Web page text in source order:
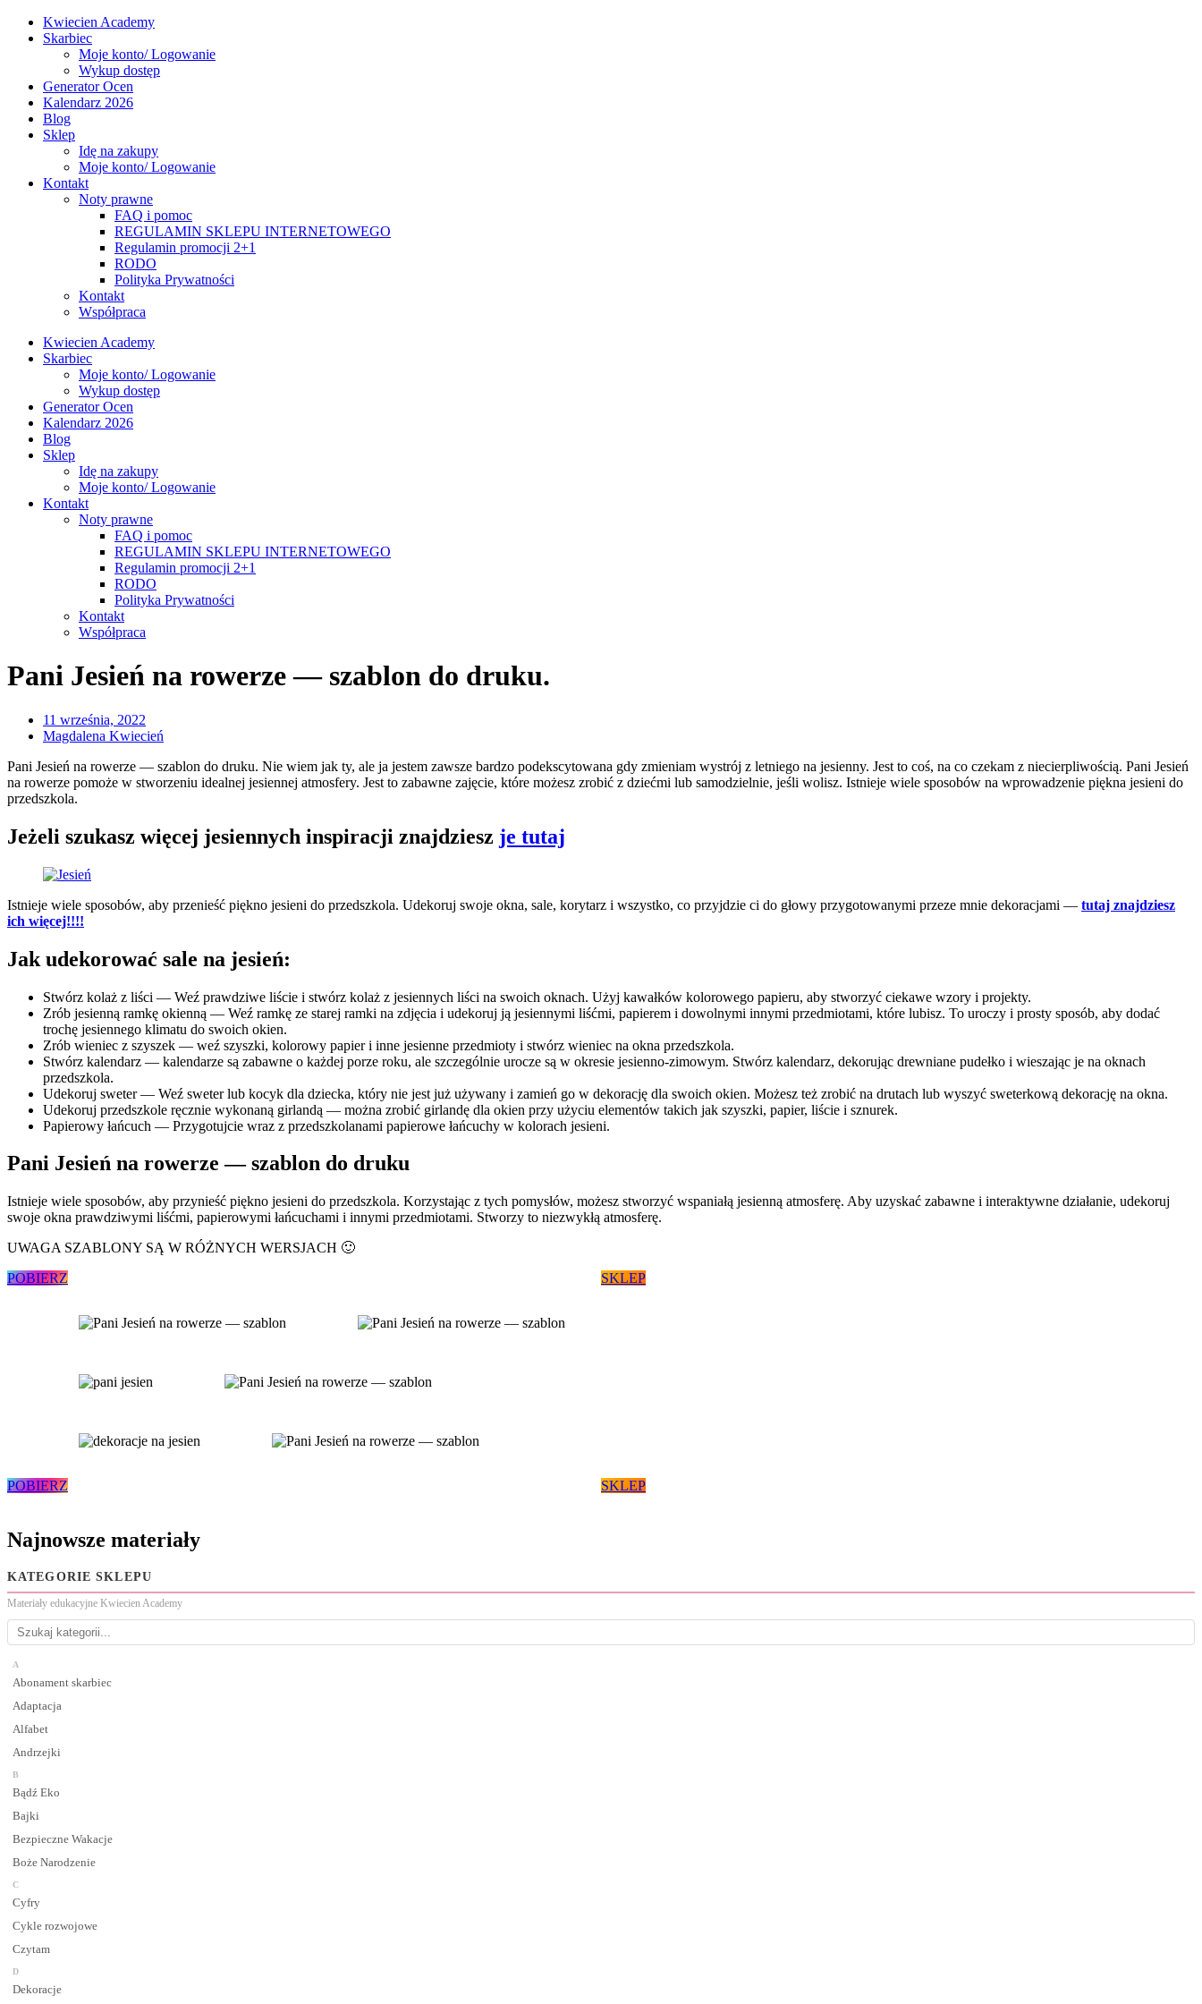
Kwiecien Academy
Skarbiec
Moje konto/ Logowanie
Wykup dostęp
Generator Ocen
Kalendarz 2026
Blog
Sklep
Idę na zakupy
Moje konto/ Logowanie
Kontakt
Noty prawne
FAQ i pomoc
REGULAMIN SKLEPU INTERNETOWEGO
Regulamin promocji 2+1
RODO
Polityka Prywatności
Kontakt
Współpraca
Kwiecien Academy
Skarbiec
Moje konto/ Logowanie
Wykup dostęp
Generator Ocen
Kalendarz 2026
Blog
Sklep
Idę na zakupy
Moje konto/ Logowanie
Kontakt
Noty prawne
FAQ i pomoc
REGULAMIN SKLEPU INTERNETOWEGO
Regulamin promocji 2+1
RODO
Polityka Prywatności
Kontakt
Współpraca
Pani Jesień na rowerze — szablon do druku.
11 września, 2022
Magdalena Kwiecień
Pani Jesień na rowerze — szablon do druku. Nie wiem jak ty, ale ja jestem zawsze bardzo podekscytowana gdy zmieniam wystrój z letniego na jesienny. Jest to coś, na co czekam z niecierpliwością. Pani Jesień
na rowerze pomoże w stworzeniu idealnej jesiennej atmosfery. Jest to zabawne zajęcie, które możesz zrobić z dziećmi lub samodzielnie, jeśli wolisz. Istnieje wiele sposobów na wprowadzenie piękna jesieni do
przedszkola.
Jeżeli szukasz więcej jesiennych inspiracji znajdziesz je tutaj
Istnieje wiele sposobów, aby przenieść piękno jesieni do przedszkola. Udekoruj swoje okna, sale, korytarz i wszystko, co przyjdzie ci do głowy przygotowanymi przeze mnie dekoracjami — tutaj znajdziesz
ich więcej!!!!
Jak udekorować sale na jesień:
Stwórz kolaż z liści — Weź prawdziwe liście i stwórz kolaż z jesiennych liści na swoich oknach. Użyj kawałków kolorowego papieru, aby stworzyć ciekawe wzory i projekty.
Zrób jesienną ramkę okienną — Weź ramkę ze starej ramki na zdjęcia i udekoruj ją jesiennymi liśćmi, papierem i dowolnymi innymi przedmiotami, które lubisz. To uroczy i prosty sposób, aby dodać
trochę jesiennego klimatu do swoich okien.
Zrób wieniec z szyszek — weź szyszki, kolorowy papier i inne jesienne przedmioty i stwórz wieniec na okna przedszkola.
Stwórz kalendarz — kalendarze są zabawne o każdej porze roku, ale szczególnie urocze są w okresie jesienno-zimowym. Stwórz kalendarz, dekorując drewniane pudełko i wieszając je na oknach
przedszkola.
Udekoruj sweter — Weź sweter lub kocyk dla dziecka, który nie jest już używany i zamień go w dekorację dla swoich okien. Możesz też zrobić na drutach lub wyszyć sweterkową dekorację na okna.
Udekoruj przedszkole ręcznie wykonaną girlandą — można zrobić girlandę dla okien przy użyciu elementów takich jak szyszki, papier, liście i sznurek.
Papierowy łańcuch — Przygotujcie wraz z przedszkolanami papierowe łańcuchy w kolorach jesieni.
Pani Jesień na rowerze — szablon do druku
Istnieje wiele sposobów, aby przynieść piękno jesieni do przedszkola. Korzystając z tych pomysłów, możesz stworzyć wspaniałą jesienną atmosferę. Aby uzyskać zabawne i interaktywne działanie, udekoruj
swoje okna prawdziwymi liśćmi, papierowymi łańcuchami i innymi przedmiotami. Stworzy to niezwykłą atmosferę.
UWAGA SZABLONY SĄ W RÓŻNYCH WERSJACH 🙂
POBIERZ
SKLEP
POBIERZ SKLEP
Najnowsze materiały
KATEGORIE SKLEPU
Materiały edukacyjne Kwiecien Academy
A
Abonament skarbiec
Adaptacja
Alfabet
Andrzejki
B
Bądź Eko
Bajki
Bezpieczne Wakacje
Boże Narodzenie
C
Cyfry
Cykle rozwojowe
Czytam
D
Dekoracje